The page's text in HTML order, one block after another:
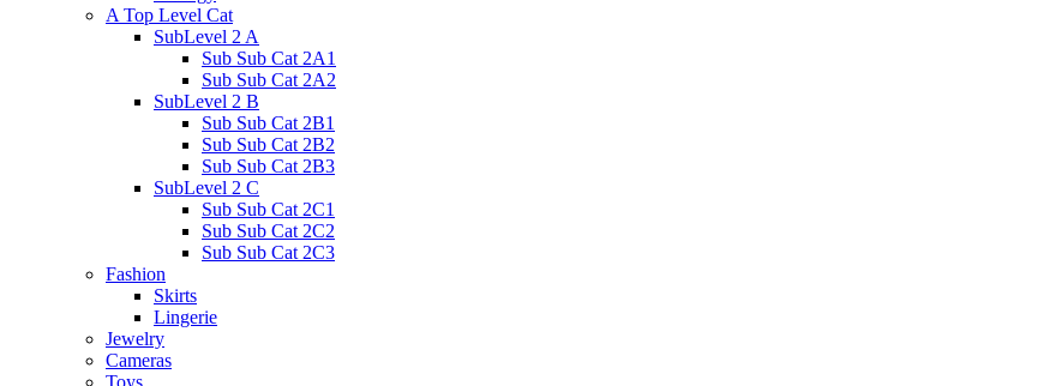
A Top Level Cat
SubLevel 2 A
Sub Sub Cat 2A1
Sub Sub Cat 2A2
SubLevel 2 B
Sub Sub Cat 2B1
Sub Sub Cat 2B2
Sub Sub Cat 2B3
SubLevel 2 C
Sub Sub Cat 2C1
Sub Sub Cat 2C2
Sub Sub Cat 2C3
Fashion
Skirts
Lingerie
Jewelry
Cameras
Toys